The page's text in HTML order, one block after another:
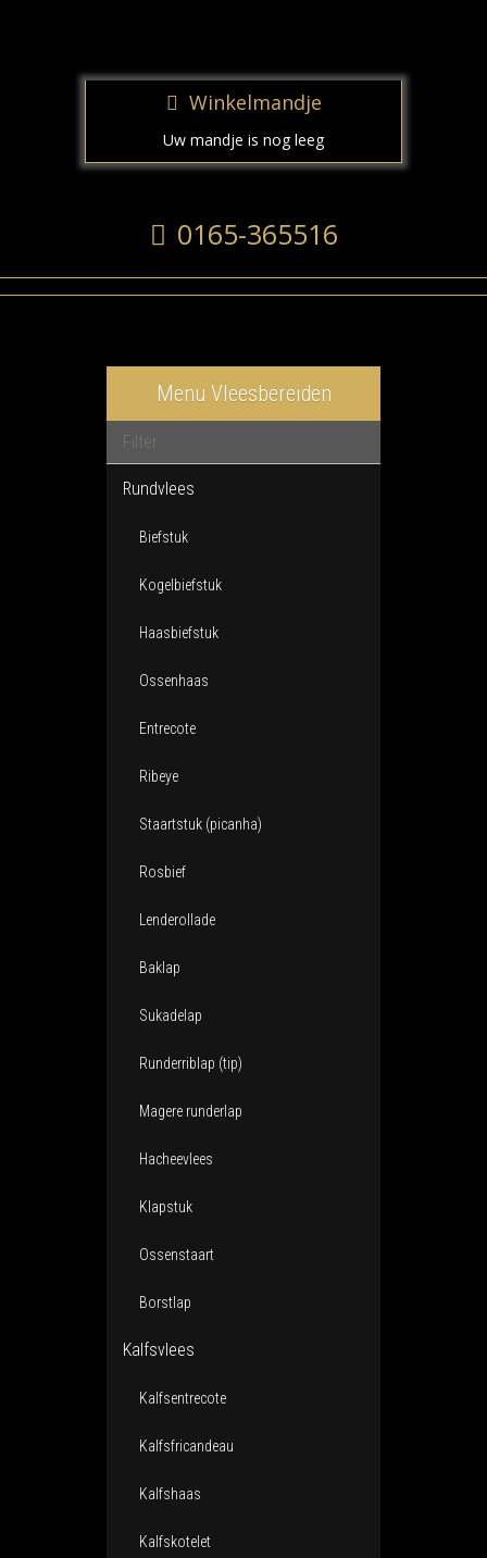
Winkelmandje
Uw mandje is nog leeg
0165-365516
Menu Vleesbereiden
Rundvlees
Biefstuk
Kogelbiefstuk
Haasbiefstuk
Ossenhaas
Entrecote
Ribeye
Staartstuk (picanha)
Rosbief
Lenderollade
Baklap
Sukadelap
Runderriblap (tip)
Magere runderlap
Hacheevlees
Klapstuk
Ossenstaart
Borstlap
Kalfsvlees
Kalfsentrecote
Kalfsfricandeau
Kalfshaas
Kalfskotelet